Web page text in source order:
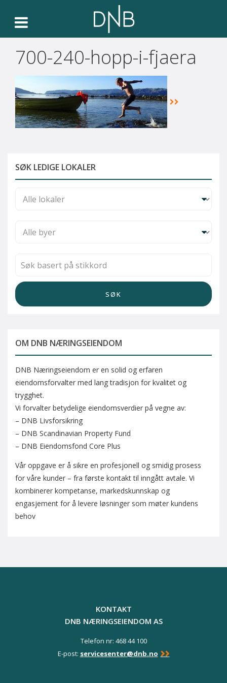
700-240-hopp-i-fjaera
SØK LEDIGE LOKALER
SØK
OM DNB NÆRINGSEIENDOM
DNB Næringseiendom er en solid og erfaren
eiendomsforvalter med lang tradisjon for kvalitet og
trygghet.
Vi forvalter betydelige eiendomsverdier på vegne av:
– DNB Livsforsikring
– DNB Scandinavian Property Fund
– DNB Eiendomsfond Core Plus
Vår oppgave er å sikre en profesjonell og smidig prosess
for våre kunder – fra første kontakt til inngått avtale. Vi
kombinerer kompetanse, markedskunnskap og
engasjement for å levere løsninger som møter kundens
behov
KONTAKT
DNB NÆRINGSEIENDOM AS
Telefon nr: 468 44 100
E-post: servicesenter@dnb.no